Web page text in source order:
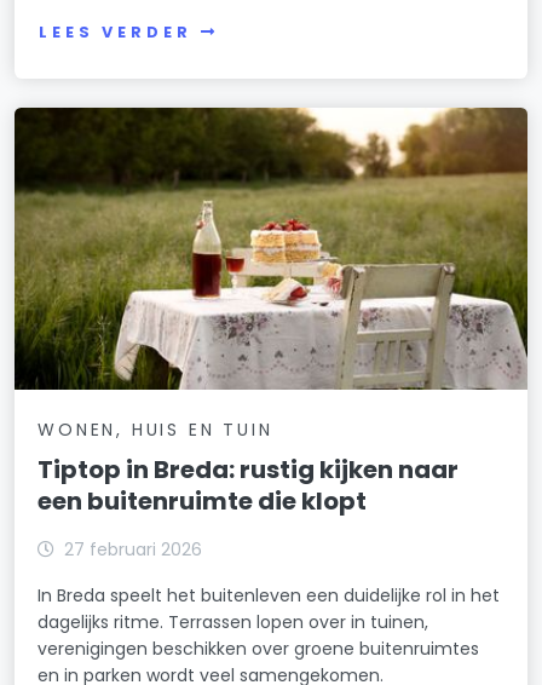
LEES VERDER
WONEN, HUIS EN TUIN
Tiptop in Breda: rustig kijken naar
een buitenruimte die klopt
27 februari 2026
In Breda speelt het buitenleven een duidelijke rol in het
dagelijks ritme. Terrassen lopen over in tuinen,
verenigingen beschikken over groene buitenruimtes
en in parken wordt veel samengekomen.